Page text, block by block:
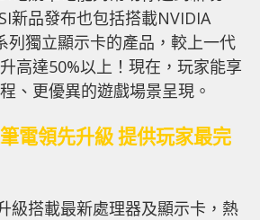
新品發布也包括搭載NVIDIA
列獨立顯示卡的產品，較上一代
高達50%以上！現在，玩家能享
、更優異的遊戲場景呈現。
電領先升級 提供玩家最完
級搭載最新處理器及顯示卡，熱